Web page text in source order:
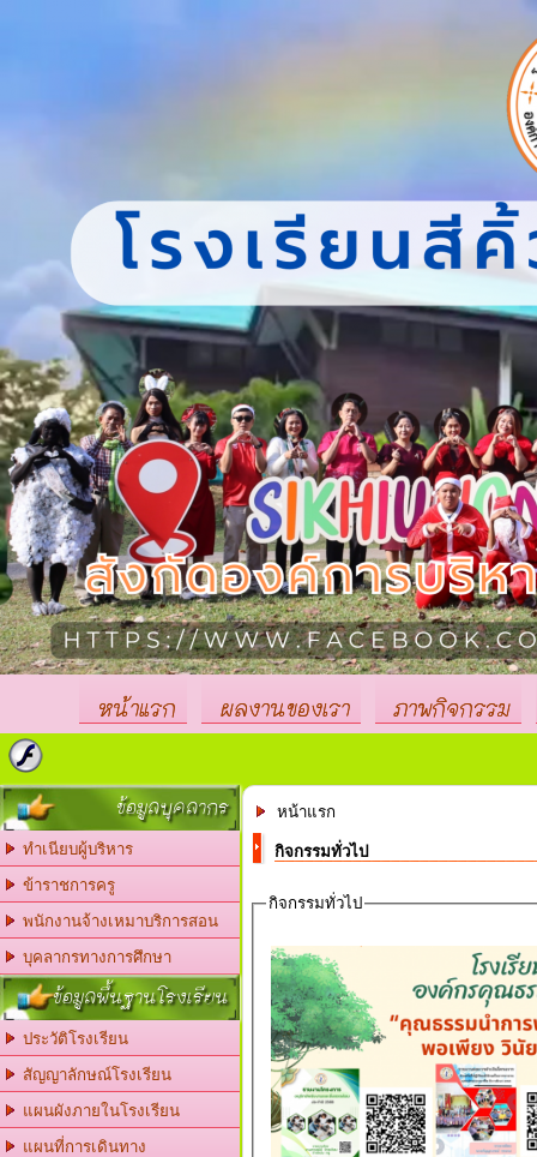
หน้าแรก ผลงานของเรา ภาพกิจกรรม
ข้อมูลบุคลากร
ทำเนียบผู้บริหาร
ข้าราชการครู
พนักงานจ้างเหมาบริการสอน
บุคลากรทางการศึกษา
ข้อมูลพื้นฐานโรงเรียน
ประวัติโรงเรียน
สัญญาลักษณ์โรงเรียน
แผนผังภายในโรงเรียน
แผนที่การเดินทาง
หน้าแรก
กิจกรรมทั่วไป
กิจกรรมทั่วไป